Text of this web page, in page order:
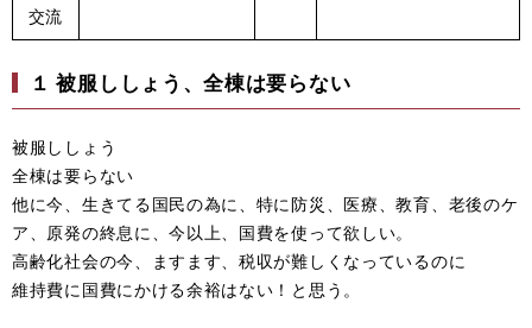
交流
１被服ししょう、全棟は要らない
被服ししょう
全棟は要らない
他に今、生きてる国民の為に、特に防災、医療、教育、老後のケ
ア、原発の終息に、今以上、国費を使って欲しい。
高齢化社会の今、ますます、税収が難しくなっているのに
維持費に国費にかける余裕はない！と思う。